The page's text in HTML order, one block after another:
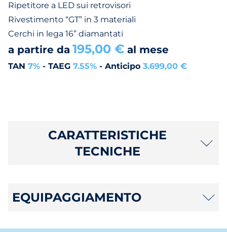
Ripetitore a LED sui retrovisori
Rivestimento “GT” in 3 materiali
Cerchi in lega 16” diamantati
a partire da 195,00 € al mese
TAN 7% - TAEG 7.55% - Anticipo 3.699,00 €
CARATTERISTICHE
TECNICHE
EQUIPAGGIAMENTO